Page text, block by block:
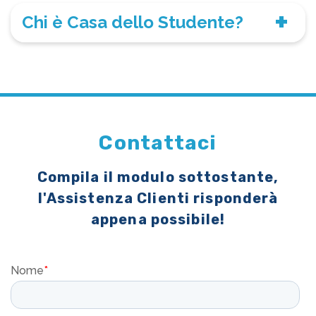
Chi è Casa dello Studente?
Contattaci
Compila il modulo sottostante,
l'Assistenza Clienti risponderà
appena possibile!